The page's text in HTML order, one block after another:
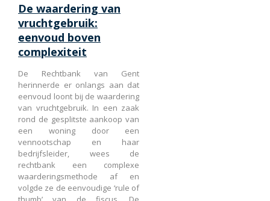
De waardering van
vruchtgebruik:
eenvoud boven
complexiteit
De Rechtbank van Gent
herinnerde er onlangs aan dat
eenvoud loont bij de waardering
van vruchtgebruik. In een zaak
rond de gesplitste aankoop van
een woning door een
vennootschap en haar
bedrijfsleider, wees de
rechtbank een complexe
waarderingsmethode af en
volgde ze de eenvoudige ‘rule of